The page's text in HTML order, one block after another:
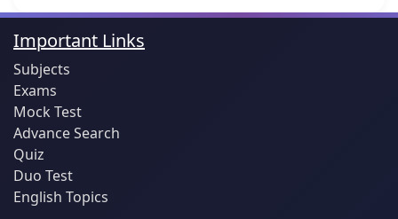
Important Links
Subjects
Exams
Mock Test
Advance Search
Quiz
Duo Test
English Topics